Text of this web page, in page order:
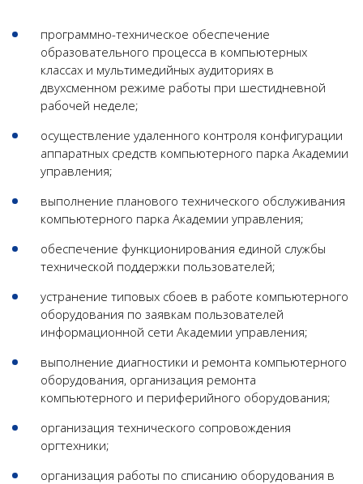
программно-техническое обеспечение
образовательного процесса в компьютерных
классах и мультимедийных аудиториях в
двухсменном режиме работы при шестидневной
рабочей неделе;
осуществление удаленного контроля конфигурации
аппаратных средств компьютерного парка Академии
управления;
выполнение планового технического обслуживания
компьютерного парка Академии управления;
обеспечение функционирования единой службы
технической поддержки пользователей;
устранение типовых сбоев в работе компьютерного
оборудования по заявкам пользователей
информационной сети Академии управления;
выполнение диагностики и ремонта компьютерного
оборудования, организация ремонта
компьютерного и периферийного оборудования;
организация технического сопровождения
оргтехники;
организация работы по списанию оборудования в